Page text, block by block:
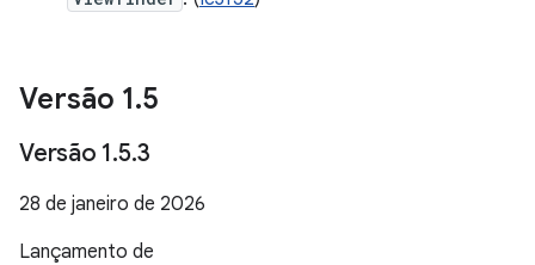
Versão 1.5
Versão 1.5.3
28 de janeiro de 2026
Lançamento de